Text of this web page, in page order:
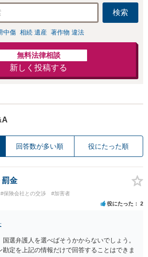
休日対応可】
検索
中傷 相続 遺産 著作物 違法
無料法律相談
新しく投稿する
回答数が多い順 役にたった順
罰金
#保険会社との交渉 #加害者
役にたった 2
選弁護人を選べばそうかからないでしょう。
定を上記の情報だけで回答することはできま